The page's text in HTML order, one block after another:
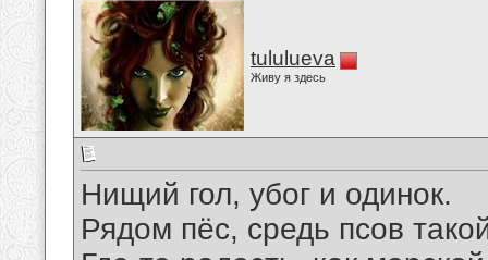
tululueva
Живу я здесь
Нищий гол, убог и одинок.
Рядом пёс, средь псов